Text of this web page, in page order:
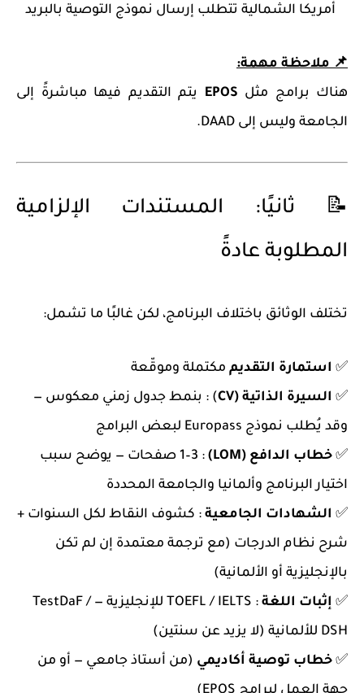
أمريكا الشمالية تتطلب إرسال نموذج التوصية بالبريد
📌 ملاحظة مهمة:
هناك برامج مثل EPOS يتم التقديم فيها مباشرةً إلى
الجامعة وليس إلى DAAD.
📝 ثانيًا: المستندات الإلزامية
المطلوبة عادةً
تختلف الوثائق باختلاف البرنامج، لكن غالبًا ما تشمل:
✅ استمارة التقديم مكتملة وموقّعة
✅ السيرة الذاتية (CV ) : بنمط جدول زمني معكوس —
وقد يُطلب نموذج Europass لبعض البرامج
✅ خطاب الدافع (LOM) :
1–3 صفحات — يوضح سبب
اختيار البرنامج وألمانيا والجامعة المحددة
✅ الشهادات الجامعية : كشوف النقاط لكل السنوات +
شرح نظام الدرجات (مع ترجمة معتمدة إن لم تكن
بالإنجليزية أو الألمانية)
✅ إثبات اللغة :
TOEFL / IELTS للإنجليزية — TestDaF /
DSH للألمانية (لا يزيد عن سنتين)
✅ خطاب توصية أكاديمي (من أستاذ جامعي — أو من